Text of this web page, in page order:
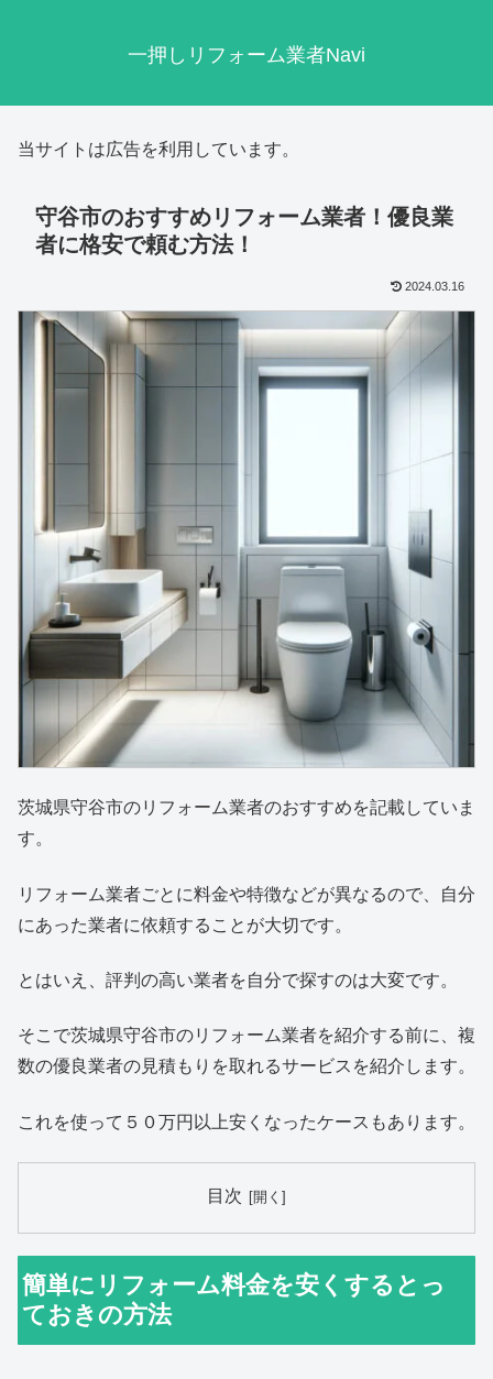
一押しリフォーム業者Navi
当サイトは広告を利用しています。
守谷市のおすすめリフォーム業者！優良業
者に格安で頼む方法！
2024.03.16
茨城県守谷市のリフォーム業者のおすすめを記載していま
す。
リフォーム業者ごとに料金や特徴などが異なるので、自分
にあった業者に依頼することが大切です。
とはいえ、評判の高い業者を自分で探すのは大変です。
そこで茨城県守谷市のリフォーム業者を紹介する前に、複
数の優良業者の見積もりを取れるサービスを紹介します。
これを使って５０万円以上安くなったケースもあります。
目次
簡単にリフォーム料金を安くするとっ
ておきの方法